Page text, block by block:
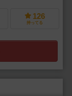
126
持ってる